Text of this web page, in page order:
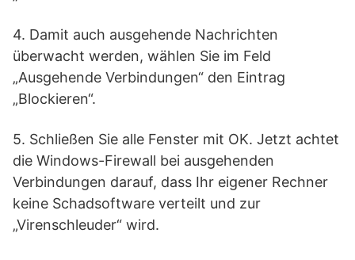
4. Damit auch ausgehende Nachrichten
überwacht werden, wählen Sie im Feld
„Ausgehende Verbindungen“ den Eintrag
„Blockieren“.
5. Schließen Sie alle Fenster mit OK. Jetzt achtet
die Windows-Firewall bei ausgehenden
Verbindungen darauf, dass Ihr eigener Rechner
keine Schadsoftware verteilt und zur
„Virenschleuder“ wird.